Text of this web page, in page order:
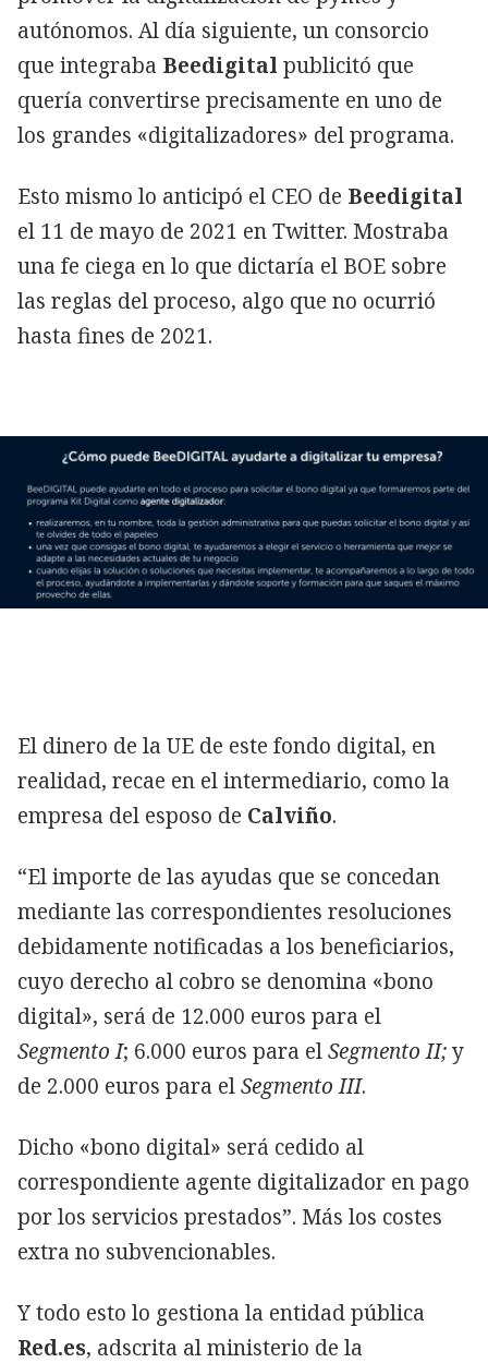
autónomos. Al día siguiente, un consorcio
que integraba Beedigital publicitó que
quería convertirse precisamente en uno de
los grandes «digitalizadores» del programa.
Esto mismo lo anticipó el CEO de Beedigital
el 11 de mayo de 2021 en Twitter. Mostraba
una fe ciega en lo que dictaría el BOE sobre
las reglas del proceso, algo que no ocurrió
hasta fines de 2021.
El dinero de la UE de este fondo digital, en
realidad, recae en el intermediario, como la
empresa del esposo de Calviño.
“El importe de las ayudas que se concedan
mediante las correspondientes resoluciones
debidamente notificadas a los beneficiarios,
cuyo derecho al cobro se denomina «bono
digital», será de 12.000 euros para el
Segmento I; 6.000 euros para elSegmento II;y
de 2.000 euros para elSegmento III.
Dicho «bono digital» será cedido al
correspondiente agente digitalizador en pago
por los servicios prestados”. Más los costes
extra no subvencionables.
Y todo esto lo gestiona la entidad pública
Red.es, adscrita al ministerio de la